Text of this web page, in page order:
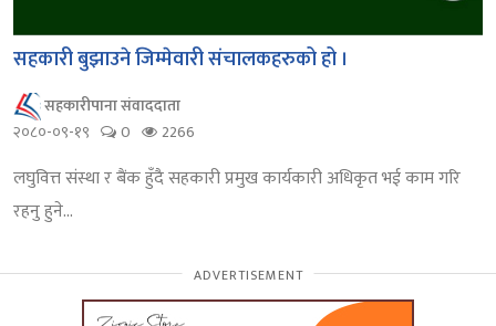
सहकारी बुझाउने जिम्मेवारी संचालकहरुको हो ।
सहकारीपाना संवाददाता
२०८०-०९-१९
0 2266
लघुवित्त संस्था र बैंक हुँदै सहकारी प्रमुख कार्यकारी अधिकृत भई काम गरि
रहनु हुने...
ADVERTISEMENT